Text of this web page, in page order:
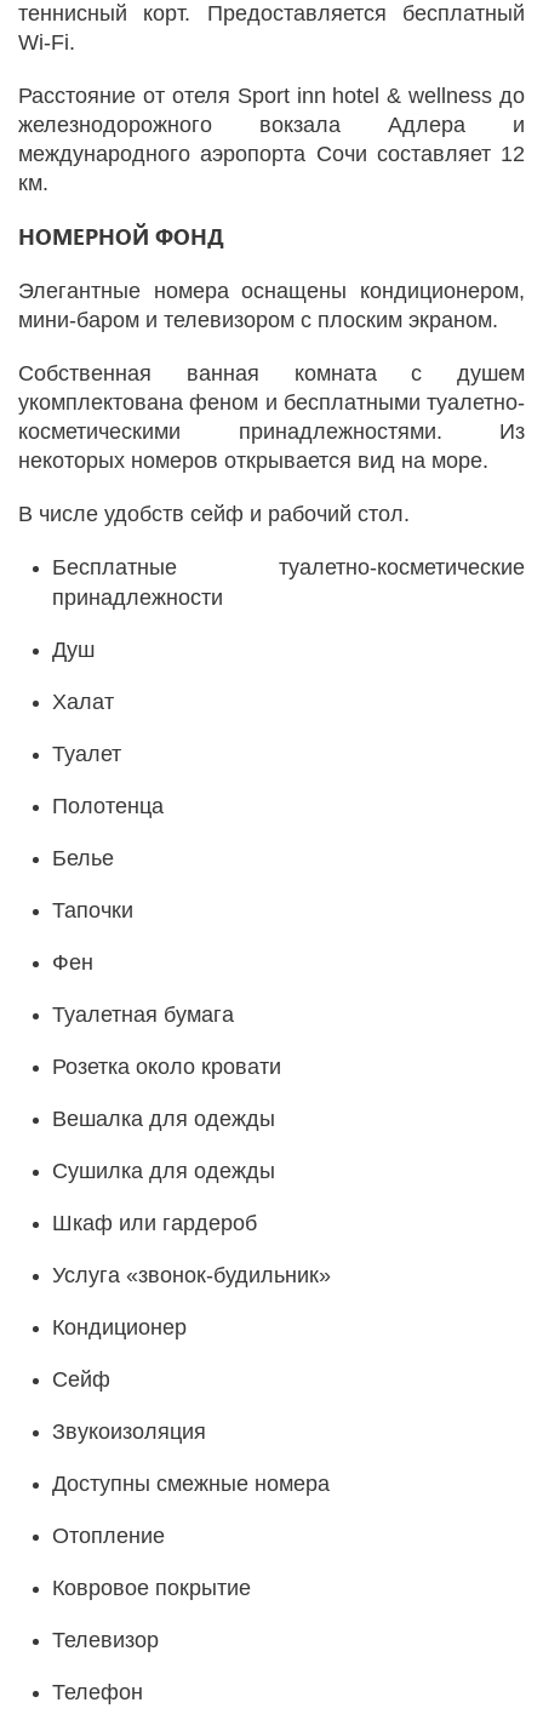
теннисный корт. Предоставляется бесплатный
Wi-Fi.
Расстояние от отеля Sport inn hotel & wellness до
железнодорожного вокзала Адлера и
международного аэропорта Сочи составляет 12
км.
НОМЕРНОЙ ФОНД
Элегантные номера оснащены кондиционером,
мини-баром и телевизором с плоским экраном.
Собственная ванная комната с душем
укомплектована феном и бесплатными туалетно-
косметическими принадлежностями. Из
некоторых номеров открывается вид на море.
В числе удобств сейф и рабочий стол.
Бесплатные туалетно-косметические
принадлежности
Душ
Халат
Туалет
Полотенца
Белье
Тапочки
Фен
Туалетная бумага
Розетка около кровати
Вешалка для одежды
Сушилка для одежды
Шкаф или гардероб
Услуга «звонок-будильник»
Кондиционер
Сейф
Звукоизоляция
Доступны смежные номера
Отопление
Ковровое покрытие
Телевизор
Телефон